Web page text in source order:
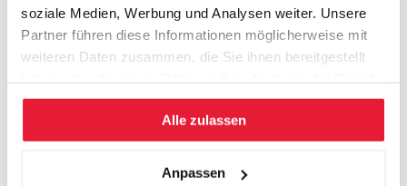
soziale Medien, Werbung und Analysen weiter. Unsere
Partner führen diese Informationen möglicherweise mit
weiteren Daten zusammen, die Sie ihnen bereitgestellt
gesammelt haben.
Alle zulassen
Anpassen
Weiterführendes vertieft sowie Neues andiskutiert werden.
Der nächste Regionanlass des SGBSS Alumni-Clubs findet am